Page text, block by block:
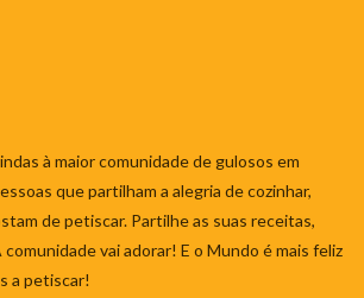
à maior comunidade de gulosos em
que partilham a alegria de cozinhar,
de petiscar. Partilhe as suas receitas,
vai adorar! E o Mundo é mais feliz
a petiscar!